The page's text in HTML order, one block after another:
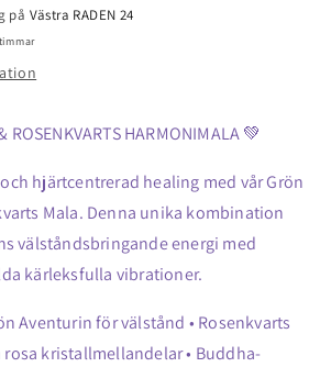
på Västra RADEN 24
ROSENKVARTS HARMONIMALA 💚
hjärtcentrerad healing med vår Grön
Mala. Denna unika kombination
välståndsbringande energi med
kärleksfulla vibrationer.
Aventurin för välstånd • Rosenkvarts
kristallmellandelar • Buddha-